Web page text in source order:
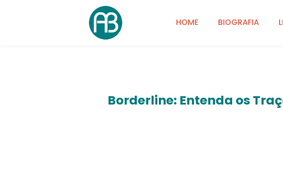
HOME BIOGRAFIA
Borderline: Entenda os